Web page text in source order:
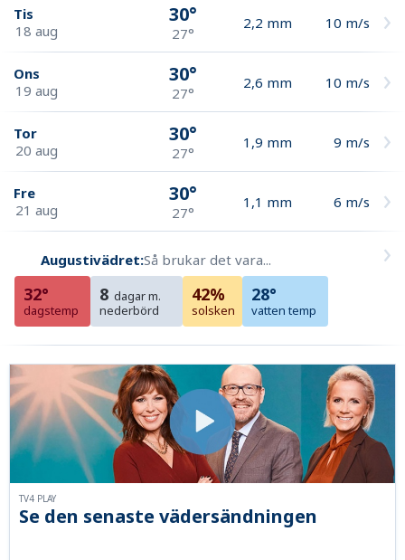
Tis
18 aug
30°
27°
2,2 mm 10 m/s
Ons
19 aug
30°
27°
2,6 mm 10 m/s
Tor
20 aug
30°
27°
1,9 mm 9 m/s
Fre
21 aug
30°
27°
1,1 mm 6 m/s
Augustivädret:Så brukar det vara...
32°
dagstemp
8 dagar m.
nederbörd
42%
solsken
28°
vatten temp
Se den senaste vädersändningen
TV4 PLAY